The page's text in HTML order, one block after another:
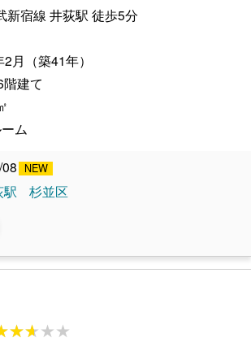
新宿線 井荻駅 徒歩5分
月（築41年）
階建て
ム
駅 杉並区